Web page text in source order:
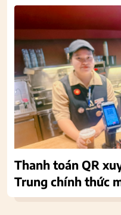
Thanh toán QR
Trung chính thức